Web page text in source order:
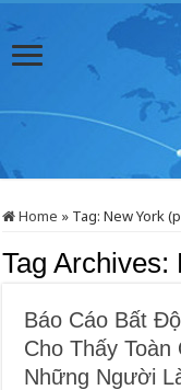
Home » Tag:New York
Tag Archives:
Báo Cáo Bất
Cho Thấy
Những Người